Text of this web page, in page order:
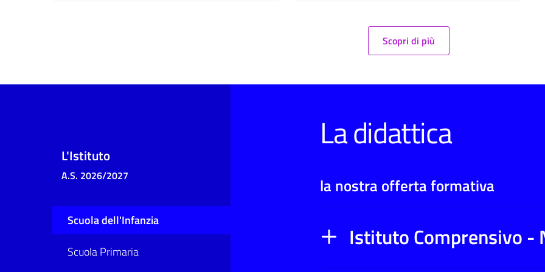
Scopri di più
La didattica
la nostra offerta formativa
L'Istituto
A.S. 2026/2027
Scuola dell'Infanzia
Scuola Primaria
Istituto Comprensivo -